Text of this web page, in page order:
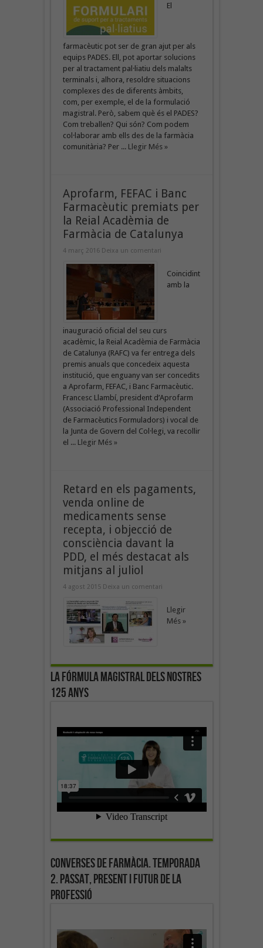
El
farmacèutic pot ser de gran ajut per als
equips PADES. Ell, pot aportar solucions
per al tractament pal·liatiu dels malalts
terminals i, alhora, resoldre situacions
complexes des de diferents àmbits,
com, per exemple, el de la formulació
magistral. Però, sabem què és el PADES?
Com treballen? Qui són? Com podem
col·laborar amb ells des de la farmàcia
comunitària? Per ... Llegir Més »
Aprofarm, FEFAC i Banc
Farmacèutic premiats per
la Reial Acadèmia de
Farmàcia de Catalunya
4 març 2016 Deixa un comentari
Coincidint
amb la
inauguració oficial del seu curs
acadèmic, la Reial Acadèmia de Farmàcia
de Catalunya (RAFC) va fer entrega dels
premis anuals que concedeix aquesta
institució, que enguany van ser concedits
a Aprofarm, FEFAC, i Banc Farmacèutic.
Francesc Llambí, president d’Aprofarm
(Associació Professional Independent
de Farmacèutics Formuladors) i vocal de
la Junta de Govern del Col·legi, va recollir
el ... Llegir Més »
Retard en els pagaments,
venda online de
medicaments sense
recepta, i objecció de
consciència davant la
PDD, el més destacat als
mitjans al juliol
4 agost 2015 Deixa un comentari
Llegir
Més »
La fórmula magistral dels nostres
125 anys
Converses de farmàcia. Temporada
2. Passat, present i futur de la
professió